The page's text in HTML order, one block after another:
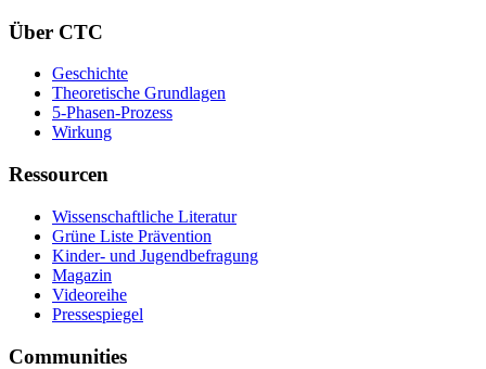
Über CTC
Geschichte
Theoretische Grundlagen
5-Phasen-Prozess
Wirkung
Ressourcen
Wissenschaftliche Literatur
Grüne Liste Prävention
Kinder- und Jugendbefragung
Magazin
Videoreihe
Pressespiegel
Communities